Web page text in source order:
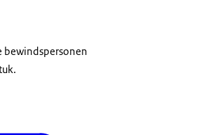
bewindspersonen